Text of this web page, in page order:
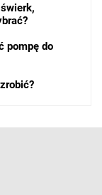
pompę do